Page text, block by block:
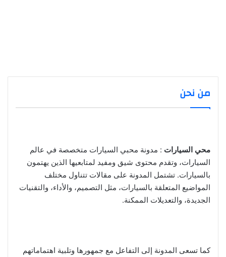
من نحن
محي السيارات : مدونة محبي السيارات متخصصة في عالم
السيارات، وتقدم محتوى شيق ومفيد لمتابعيها الذين يهتمون
بالسيارات. تشتمل المدونة على مقالات تتناول مختلف
المواضيع المتعلقة بالسيارات، مثل التصميم، والأداء، والتقنيات
الجديدة، والتعديلات الممكنة.
كما تسعى المدونة إلى التفاعل مع جمهورها وتلبية اهتماماتهم